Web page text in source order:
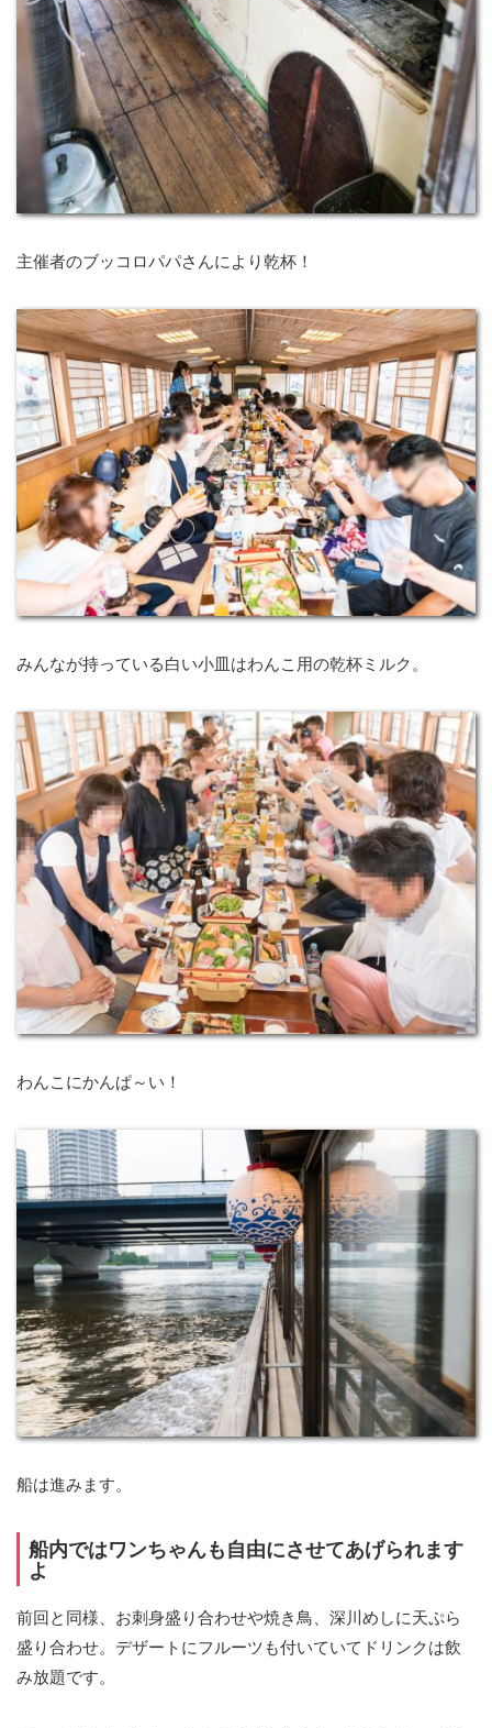
主催者のブッコロパパさんにより乾杯！
みんなが持っている白い小皿はわんこ用の乾杯ミルク。
わんこにかんぱ～い！
船は進みます。
船内ではワンちゃんも自由にさせてあげられます
よ
前回と同様、お刺身盛り合わせや焼き鳥、深川めしに天ぷら
盛り合わせ。デザートにフルーツも付いていてドリンクは飲
み放題です。